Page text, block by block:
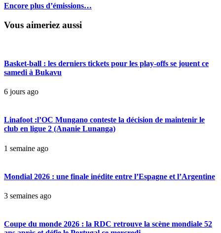
Encore plus d’émissions…
Vous aimeriez aussi
Basket-ball : les derniers tickets pour les play-offs se jouent ce
samedi à Bukavu
6 jours ago
Linafoot :l’OC Mungano conteste la décision de maintenir le
club en ligue 2 (Ananie Lunanga)
1 semaine ago
Mondial 2026 : une finale inédite entre l’Espagne et l’Argentine
3 semaines ago
Coupe du monde 2026 : la RDC retrouve la scène mondiale 52